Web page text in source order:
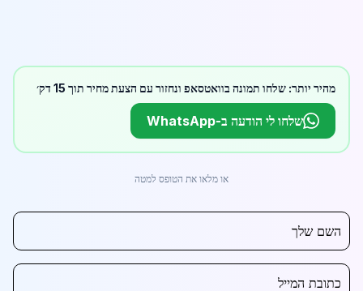
מהיר יותר: שלחו תמונה בוואטסאפ ונחזור עם הצעת מחיר תוך 15 דק׳
שלחו לי הודעה ב-WhatsApp
או מלאו את הטופס למטה